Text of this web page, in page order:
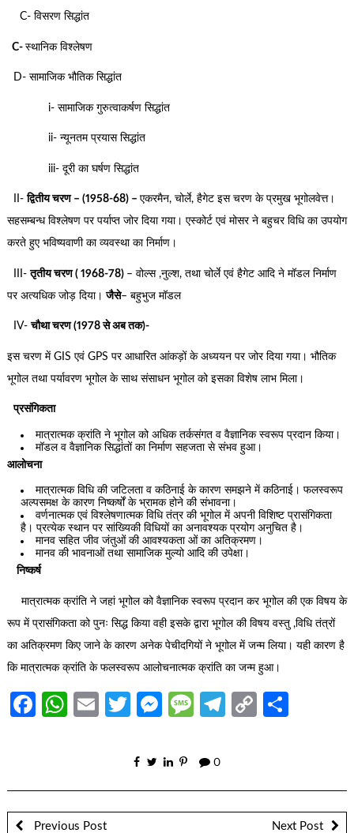
C- विसरण सिद्धांत
C- स्थानिक विश्लेषण
D- सामाजिक भौतिक सिद्धांत
i- सामाजिक गुरुत्वाकर्षण सिद्धांत
ii- न्यूनतम प्रयास सिद्धांत
iii- दूरी का घर्षण सिद्धांत
II-द्वितीय चरण – (1958-68) – एकरमैन, चोर्ले, हैगेट इस चरण के प्रमुख भूगोलवेत्त।
सहसम्बन्ध विश्लेषण पर पर्याप्त जोर दिया गया। एस्कोर्ट एवं मोसर ने बहुचर विधि का उपयोग
करते हुए भविष्यवाणी का व्यवस्था का निर्माण।
III-तृतीय चरण ( 1968-78) – वोल्स ,नुल्श, तथा चोर्ले एवं हैगेट आदि ने मॉडल निर्माण
पर अत्यधिक जोड़ दिया।जैसे– बहुभुज मॉडल
IV-चौथा चरण (1978 से अब तक)-
इस चरण में GIS एवं GPS पर आधारित आंकड़ों के अध्ययन पर जोर दिया गया। भौतिक
भूगोल तथा पर्यावरण भूगोल के साथ संसाधन भूगोल को इसका विशेष लाभ मिला।
प्रसंगिकता
मात्रात्मक क्रांति ने भूगोल को अधिक तर्कसंगत व वैज्ञानिक स्वरूप प्रदान किया।
मॉडल व वैज्ञानिक सिद्धांतों का निर्माण सहजता से संभव हुआ।
आलोचना
मात्रात्मक विधि की जटिलता व कठिनाई के कारण समझने में कठिनाई। फलस्वरूप
अल्पसमक्ष के कारण निष्कर्षों के भ्रामक होने की संभावना।
वर्णनात्मक एवं विश्लेषणात्मक विधि तंत्र की भूगोल में अपनी विशिष्ट प्रासंगिकता
है। प्रत्येक स्थान पर सांख्यिकी विधियों का अनावश्यक प्रयोग अनुचित है।
मानव सहित जीव जंतुओं की आवश्यकता ओं का अतिक्रमण।
मानव की भावनाओं तथा सामाजिक मुल्यो आदि की उपेक्षा।
निष्कर्ष
मात्रात्मक क्रांति ने जहां भूगोल को वैज्ञानिक स्वरूप प्रदान कर भूगोल की एक विषय के
रूप में प्रासंगिकता को पुनः सिद्ध किया वही इसके द्वारा भूगोल की विषय वस्तु ,विधि तंत्रों
का अतिक्रमण किए जाने के कारण अनेक पेचीदगियों ने भूगोल में जन्म लिया। यही कारण है
कि मात्रात्मक क्रांति के फलस्वरूप आलोचनात्मक क्रांति का जन्म हुआ।
Facebook
WhatsApp
EmailTwitter
Messenger
Message
Telegram
Copy
0
Previous Post Next Post